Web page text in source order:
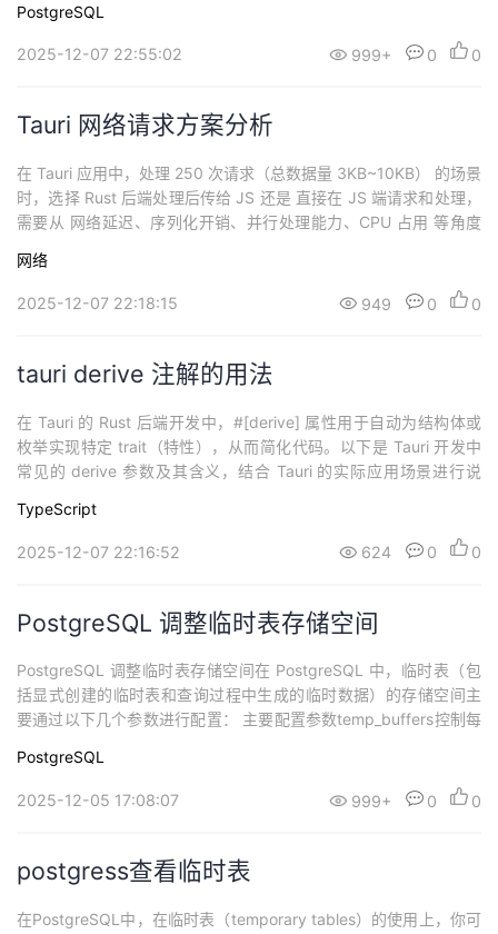
将端口号更改为 5433，你可以这样设置：port = 5433更改配置
后，需要重启 Postgr...
PostgreSQL
2025-12-07 22:55:02 999+ 0 0
Tauri 网络请求方案分析
在 Tauri 应用中，处理 250 次请求（总数据量 3KB~10KB） 的场景
时，选择 Rust 后端处理后传给 JS 还是 直接在 JS 端请求和处理，
需要从 网络延迟、序列化开销、并行处理能力、CPU 占用 等角度
延迟（主要瓶颈）JS 直接请求：每次请求需经过 Tauri 的 WebView
桥接（如 invoke...
网络
2025-12-07 22:18:15 949 0 0
tauri derive 注解的用法
在 Tauri 的 Rust 后端开发中，#[derive] 属性用于自动为结构体或
枚举实现特定 trait（特性），从而简化代码。以下是 Tauri 开发中
常见的 derive 参数及其含义，结合 Tauri 的实际应用场景进行说
println!("{:?}", ...) 或 println!("...
TypeScript
2025-12-07 22:16:52 624 0 0
PostgreSQL 调整临时表存储空间
PostgreSQL 调整临时表存储空间在 PostgreSQL 中，临时表（包
括显式创建的临时表和查询过程中生成的临时数据）的存储空间主
要通过以下几个参数进行配置： 主要配置参数temp_buffers控制每
始时设置有效，之后修改不会影响当前会话示例：SET temp_buffer
s = '64MB';work_mem控制内部...
PostgreSQL
2025-12-05 17:08:07 999+ 0 0
postgress查看临时表
在PostgreSQL中，在临时表（temporary tables）的使用上，你可